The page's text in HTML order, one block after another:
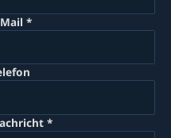
Mail *
*